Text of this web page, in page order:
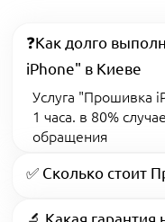
❓Как долго
iPhone" в Киеве
Услуга "Прошивка
1 часа. в 80%
обращения
✅ Сколько стоит
🔬 Какая